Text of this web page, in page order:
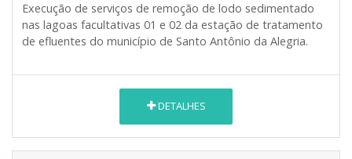
Execução de serviços de remoção de lodo sedimentado
nas lagoas facultativas 01 e 02 da estação de tratamento
de efluentes do município de Santo Antônio da Alegria.
DETALHES